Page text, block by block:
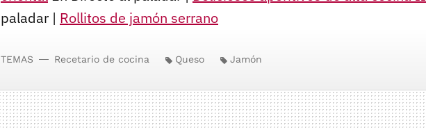
paladar | Rollitos de jamón serrano
TEMAS Recetario de cocina Queso Jamón